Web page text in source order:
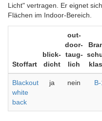
Licht" vertragen. Er eignet
Flächen im Indoor-Bereich.
Stoffart
blick­
dicht
out­
door­
taug­
lich
Blackout
white
back
ja nein B-